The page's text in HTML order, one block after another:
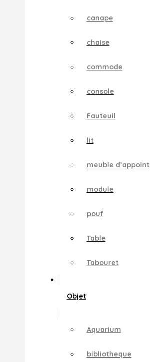
canape
chaise
commode
console
Fauteuil
lit
meuble d’appoint
module
pouf
Table
Tabouret
Objet
Aquarium
bibliotheque